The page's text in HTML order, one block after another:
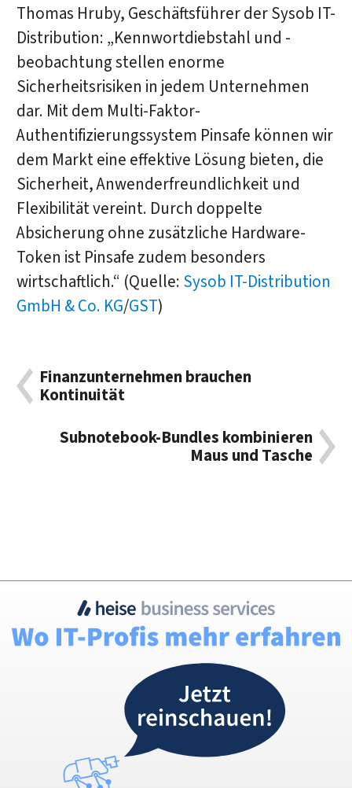
Thomas Hruby, Geschäftsführer der Sysob IT-
Distribution: „Kennwortdiebstahl und -
beobachtung stellen enorme
Sicherheitsrisiken in jedem Unternehmen
dar. Mit dem Multi-Faktor-
Authentifizierungssystem Pinsafe können wir
dem Markt eine effektive Lösung bieten, die
Sicherheit, Anwenderfreundlichkeit und
Flexibilität vereint. Durch doppelte
Absicherung ohne zusätzliche Hardware-
Token ist Pinsafe zudem besonders
wirtschaftlich.“ (Quelle: Sysob IT-Distribution
GmbH & Co. KG/GST)
Finanzunternehmen brauchen
Kontinuität
Subnotebook-Bundles kombinieren
Maus und Tasche